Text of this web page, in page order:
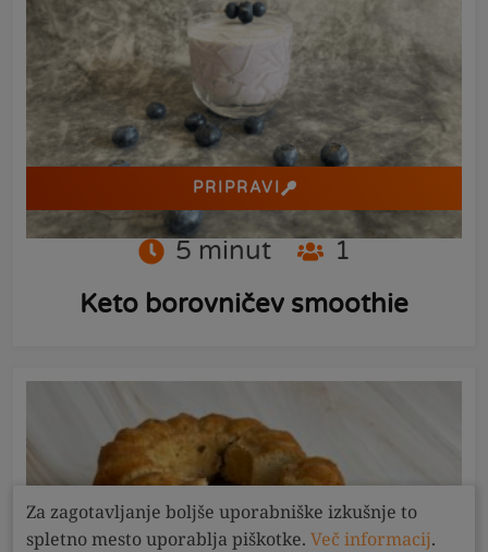
PRIPRAVI
5 minut
1
Keto borovničev smoothie
Za zagotavljanje boljše uporabniške izkušnje to
spletno mesto uporablja piškotke. Več informacij.